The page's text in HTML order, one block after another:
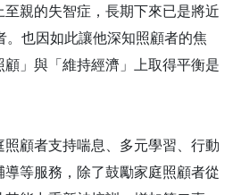
親的失智症，長期下來已是將近
。也因如此讓他深知照顧者的焦
」與「維持經濟」上取得平衡是
顧者支持喘息、多元學習、行動
等服務，除了鼓勵家庭照顧者從